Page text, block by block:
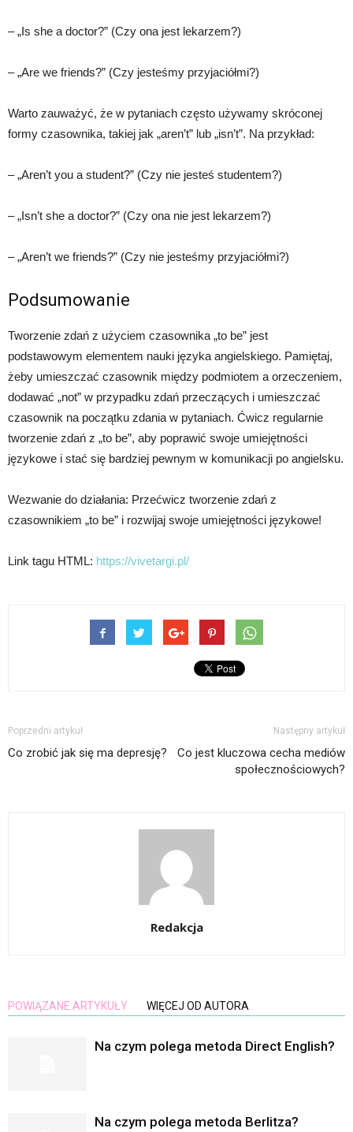
– „Is she a doctor?” (Czy ona jest lekarzem?)
– „Are we friends?” (Czy jesteśmy przyjaciółmi?)
Warto zauważyć, że w pytaniach często używamy skróconej
formy czasownika, takiej jak „aren’t” lub „isn’t”. Na przykład:
– „Aren’t you a student?” (Czy nie jesteś studentem?)
– „Isn’t she a doctor?” (Czy ona nie jest lekarzem?)
– „Aren’t we friends?” (Czy nie jesteśmy przyjaciółmi?)
Podsumowanie
Tworzenie zdań z użyciem czasownika „to be” jest
podstawowym elementem nauki języka angielskiego. Pamiętaj,
żeby umieszczać czasownik między podmiotem a orzeczeniem,
dodawać „not” w przypadku zdań przeczących i umieszczać
czasownik na początku zdania w pytaniach. Ćwicz regularnie
tworzenie zdań z „to be”, aby poprawić swoje umiejętności
językowe i stać się bardziej pewnym w komunikacji po angielsku.
Wezwanie do działania: Przećwicz tworzenie zdań z
czasownikiem „to be” i rozwijaj swoje umiejętności językowe!
Link tagu HTML: https://vivetargi.pl/
Poprzedni artykuł
Co zrobić jak się ma depresję?
Następny artykuł
Co jest kluczowa cecha mediów
społecznościowych?
Redakcja
POWIĄZANE ARTYKUŁY WIĘCEJ OD AUTORA
Na czym polega metoda Direct English?
Na czym polega metoda Berlitza?